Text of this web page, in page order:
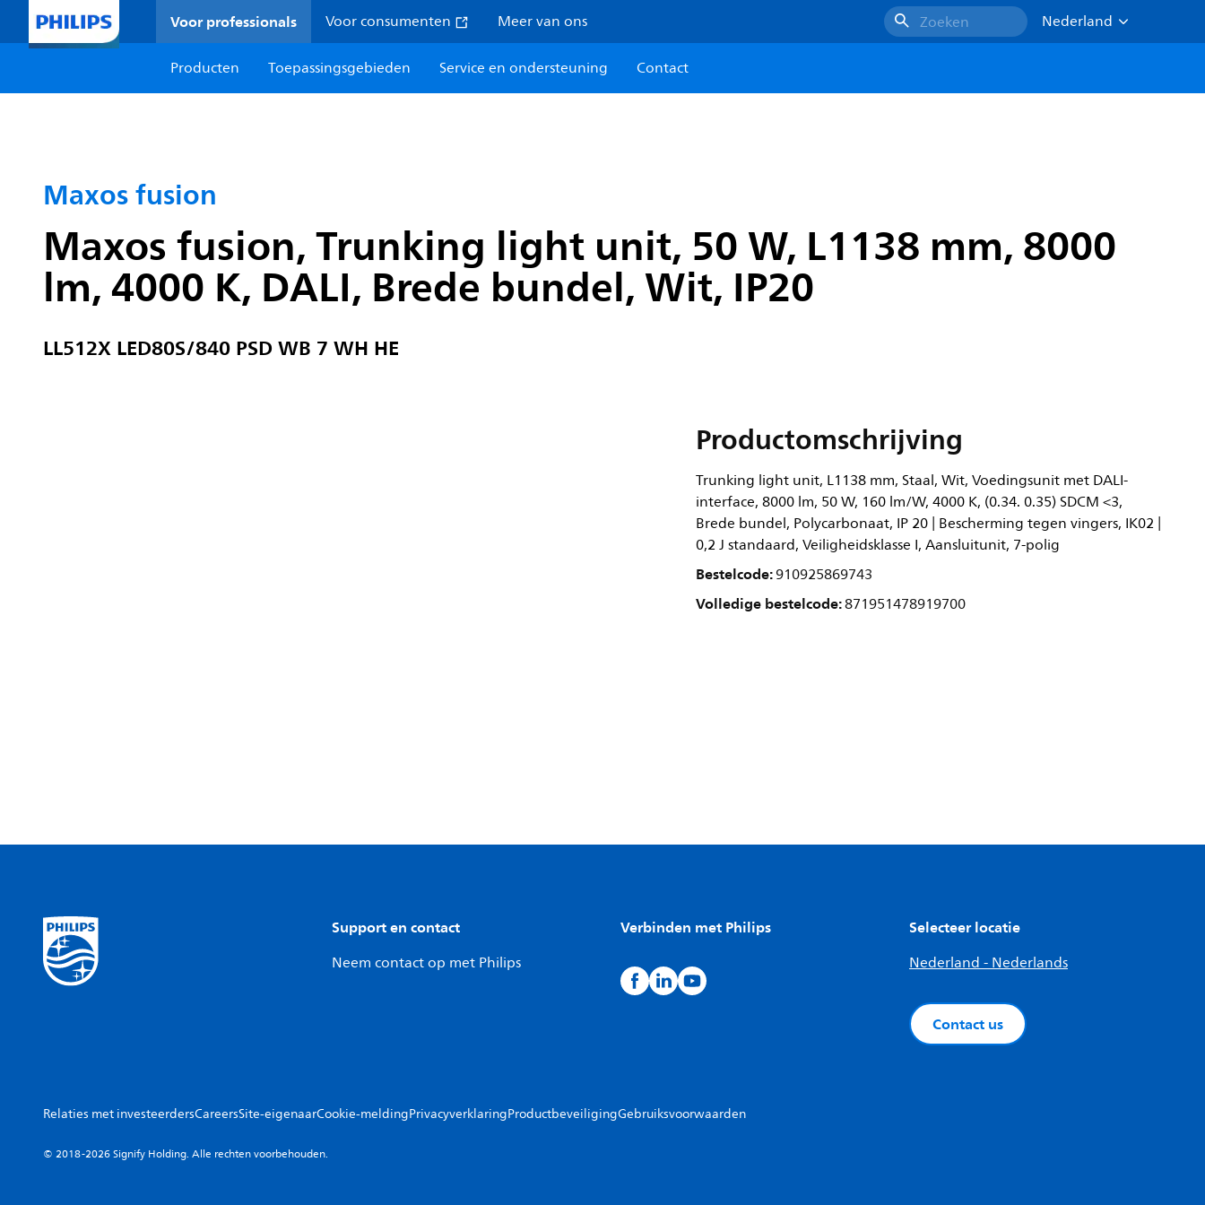
Voor professionals Voor consumenten Meer van ons Zoeken
Nederland
Producten
Toepassingsgebieden Service en ondersteuning Contact
Maxos fusion
Maxos fusion, Trunking light unit, 50 W, L1138 mm, 8000
lm, 4000 K, DALI, Brede bundel, Wit, IP20
LL512X LED80S/840 PSD WB 7 WH HE
Productomschrijving
Trunking light unit, L1138 mm, Staal, Wit, Voedingsunit met DALI-
interface, 8000 lm, 50 W, 160 lm/W, 4000 K, (0.34. 0.35) SDCM <3,
Brede bundel, Polycarbonaat, IP 20 | Bescherming tegen vingers, IK02 |
0,2 J standaard, Veiligheidsklasse I, Aansluitunit, 7-polig
Bestelcode:910925869743
Volledige bestelcode:871951478919700
Support en contact
Neem contact op met Philips
Verbinden met Philips Selecteer locatie
Nederland - Nederlands
Contact us
Relaties met investeerdersCareersSite-eigenaarCookie-meldingPrivacyverklaringProductbeveiligingGebruiksvoorwaarden
© 2018-2026 Signify Holding. Alle rechten voorbehouden.